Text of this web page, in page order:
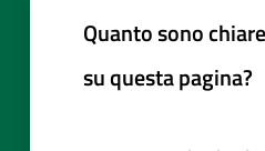
Quanto sono
su questa pagina?